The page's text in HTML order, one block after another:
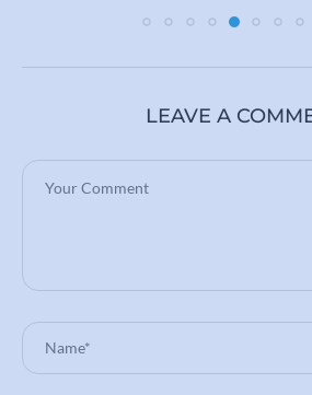
LEAVE A